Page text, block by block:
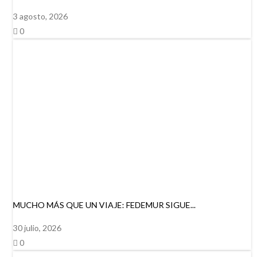
3 agosto, 2026
0
MUCHO MÁS QUE UN VIAJE: FEDEMUR SIGUE...
30 julio, 2026
0